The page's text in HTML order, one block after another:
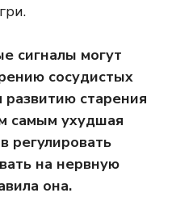
сигналы могут
сосудистых
развитию старения
самым ухудшая
регулировать
на нервную
она.